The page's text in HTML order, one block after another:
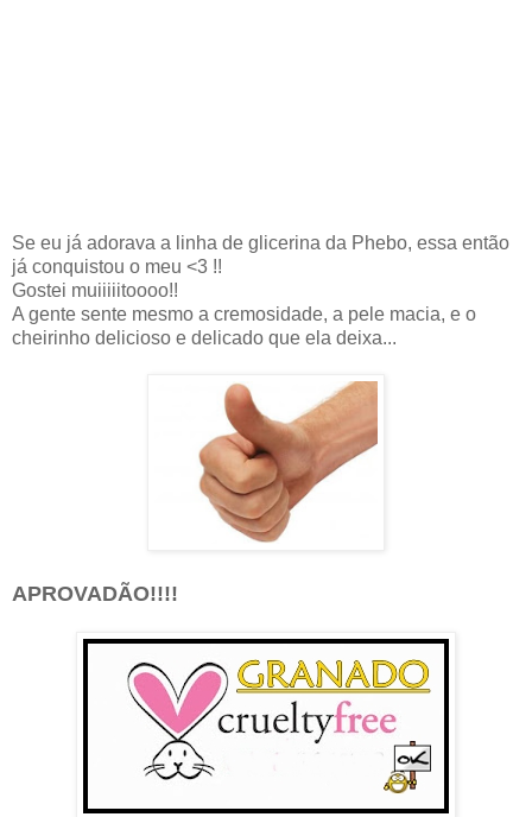
Se eu já adorava a linha de glicerina da Phebo, essa então
já conquistou o meu <3 !!
Gostei muiiiiitoooo!!
A gente sente mesmo a cremosidade, a pele macia, e o
cheirinho delicioso e delicado que ela deixa...
APROVADÃO!!!!